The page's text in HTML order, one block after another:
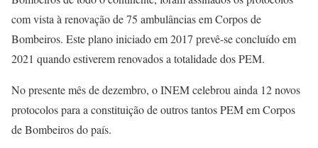
com vista à renovação de 75 ambulâncias em Corpos de
Bombeiros. Este plano iniciado em 2017 prevê-se concluído em
2021 quando estiverem renovados a totalidade dos PEM.
No presente mês de dezembro, o INEM celebrou ainda 12 novos
protocolos para a constituição de outros tantos PEM em Corpos
de Bombeiros do país.